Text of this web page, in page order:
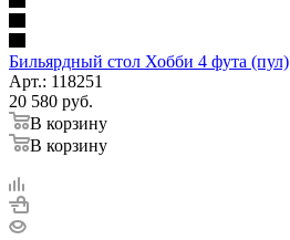
Бильярдный стол Хобби 4 фута (пул)
Арт.: 118251
20 580 руб.
В корзину
В корзину